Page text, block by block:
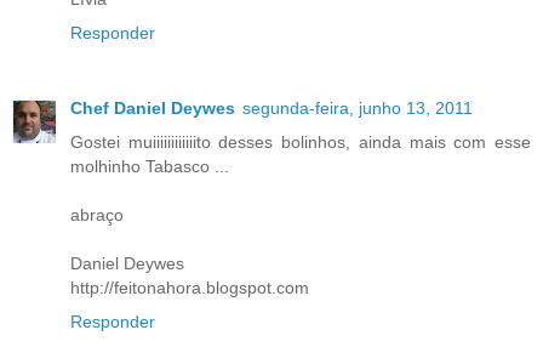
Responder
Chef Daniel Deywes segunda-feira, junho 13, 2011
Gostei muiiiiiiiiiiiito desses bolinhos, ainda mais com esse
molhinho Tabasco ...
abraço
Daniel Deywes
http://feitonahora.blogspot.com
Responder